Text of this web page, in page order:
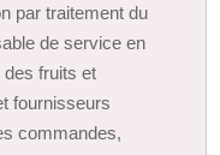
par traitement du
de service en
des fruits et
fournisseurs
commandes,